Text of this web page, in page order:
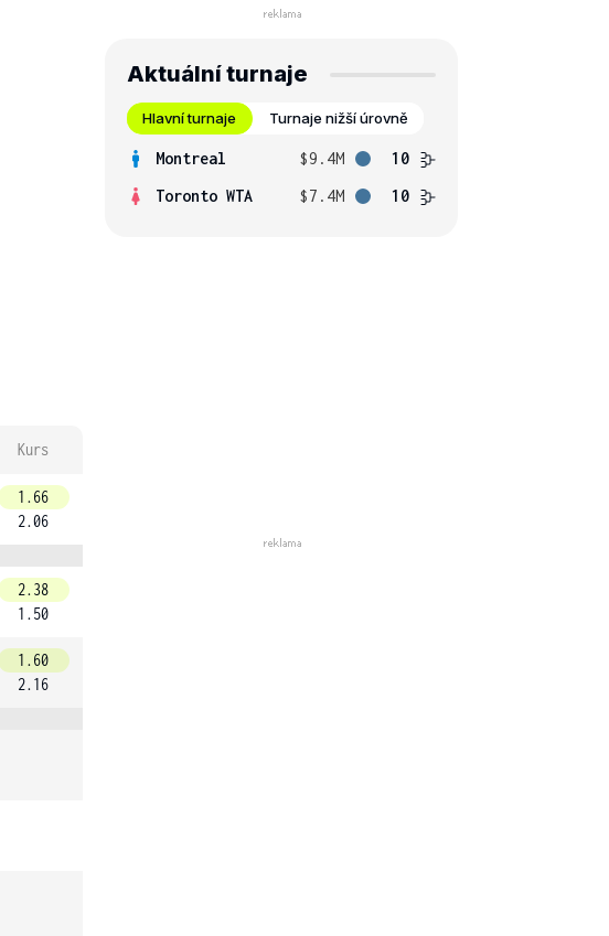
Kurs
1.66
2.06
2.38
1.50
1.60
2.16
Aktuální turnaje
Hlavní turnaje Turnaje nižší úrovně
Montreal $9.4M
10
Toronto WTA
$7.4M 10